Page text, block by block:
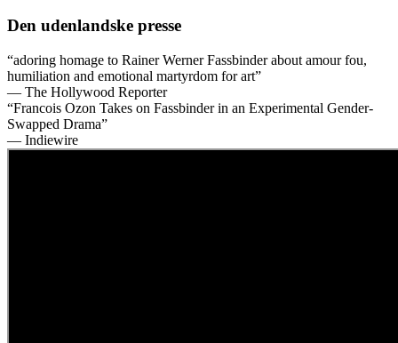
Den udenlandske presse
“adoring homage to Rainer Werner Fassbinder about amour fou,
humiliation and emotional martyrdom for art”
— The Hollywood Reporter
“Francois Ozon Takes on Fassbinder in an Experimental Gender-
Swapped Drama”
— Indiewire